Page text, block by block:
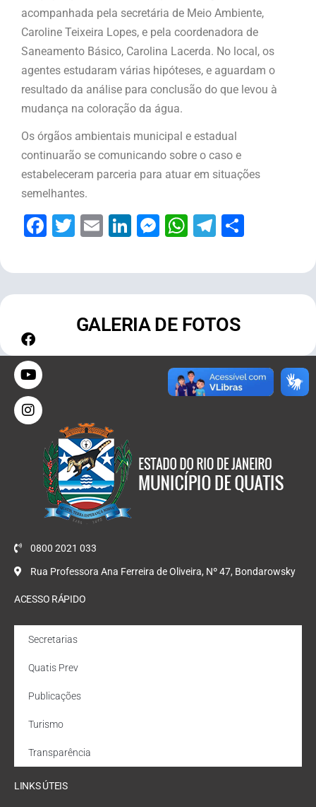
acompanhada pela secretária de Meio Ambiente,
Caroline Teixeira Lopes, e pela coordenadora de
Saneamento Básico, Carolina Lacerda. No local, os
agentes estudaram várias hipóteses, e aguardam o
resultado da análise para conclusão do que levou à
mudança na coloração da água.
Os órgãos ambientais municipal e estadual
continuarão se comunicando sobre o caso e
estabeleceram parceria para atuar em situações
semelhantes.
Facebook
Twitter
EmailLinkedIn
Messenger
WhatsApp
Telegram
GALERIA DE FOTOS
0800 2021 033
Rua Professora Ana Ferreira de Oliveira, Nº 47, Bondarowsky
ACESSO RÁPIDO
Secretarias
Quatis Prev
Publicações
Turismo
Transparência
LINKS ÚTEIS